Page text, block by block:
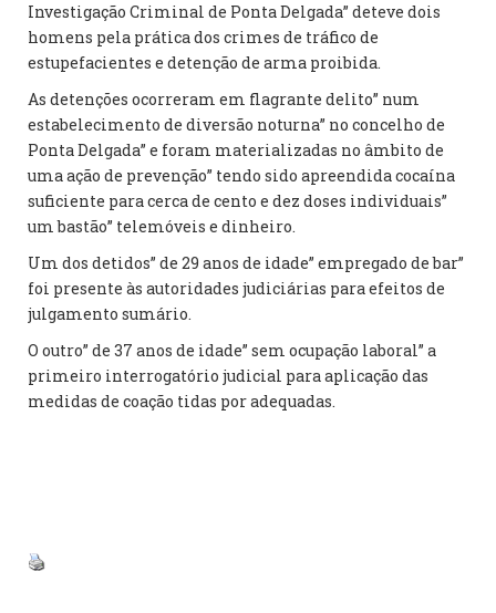
Investigação Criminal de Ponta Delgada” deteve dois
homens pela prática dos crimes de tráfico de
estupefacientes e detenção de arma proibida.
As detenções ocorreram em flagrante delito” num
estabelecimento de diversão noturna” no concelho de
Ponta Delgada” e foram materializadas no âmbito de
uma ação de prevenção” tendo sido apreendida cocaína
suficiente para cerca de cento e dez doses individuais”
um bastão” telemóveis e dinheiro.
Um dos detidos” de 29 anos de idade” empregado de bar”
foi presente às autoridades judiciárias para efeitos de
julgamento sumário.
O outro” de 37 anos de idade” sem ocupação laboral” a
primeiro interrogatório judicial para aplicação das
medidas de coação tidas por adequadas.